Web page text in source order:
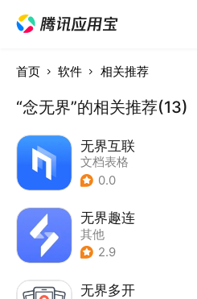
首页 软件 相关推荐
“念无界”的相关推荐(13)
无界互联
文档表格
0.0
无界趣连
其他
2.9
无界多开